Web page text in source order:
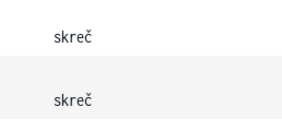
skreč
skreč